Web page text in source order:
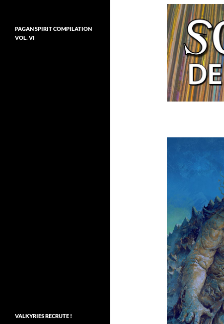
PAGAN SPIRIT COMPILATION
VOL. VI
VALKYRIES RECRUTE !